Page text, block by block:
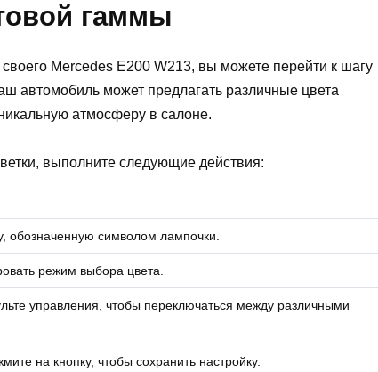
гаммы
Mercedes E200 W213, вы можете перейти к шагу
автомобиль может предлагать различные цвета
атмосферу в салоне.
выполните следующие действия:
обозначенную символом лампочки.
режим выбора цвета.
управления, чтобы переключаться между различными
на кнопку, чтобы сохранить настройку.